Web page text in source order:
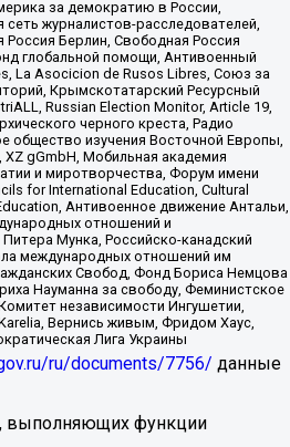
за демократию в России,
журналистов-расследователей,
Берлин, Свободная Россия
глобальной помощи, Антивоенный
La Asocicion de Rusos Libres, Союз за
Крымскотатарский Ресурсный
Russian Election Monitor, Article 19,
черного креста, Радио
общество изучения Восточной Европы,
gGmbH, Мобильная академия
и миротворчества, Форум имени
for International Education, Cultural
Антивоенное движение Антальи,
отношений и
Мунка, Российско-канадский
международных отношений им
Свобод, Фонд Бориса Немцова
Науманна за свободу, Феминистское
независимости Ингушетии,
Вернись живым, Фридом Хаус,
Лига Украины
ru/documents/7756/ данные
выполняющих функции